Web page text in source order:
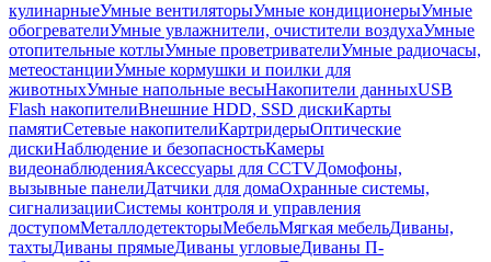
кулинарныеУмные вентиляторыУмные кондиционерыУмные
обогревателиУмные увлажнители, очистители воздухаУмные
отопительные котлыУмные проветривателиУмные радиочасы,
метеостанцииУмные кормушки и поилки для
животныхУмные напольные весыНакопители данныхUSB
Flash накопителиВнешние HDD, SSD дискиКарты
памятиСетевые накопителиКартридерыОптические
дискиНаблюдение и безопасностьКамеры
видеонаблюденияАксессуары для CCTVДомофоны,
вызывные панелиДатчики для домаОхранные системы,
сигнализацииСистемы контроля и управления
доступомМеталлодетекторыМебельМягкая мебельДиваны,
тахтыДиваны прямыеДиваны угловыеДиваны П-